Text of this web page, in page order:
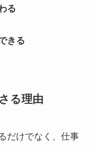
る
きる
る理由
だけでなく、仕事